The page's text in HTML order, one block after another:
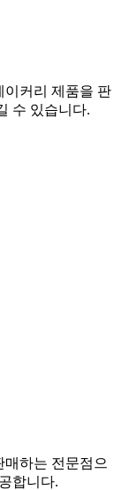
이커리 제품을 판
수 있습니다.
하는 전문점으
합니다.